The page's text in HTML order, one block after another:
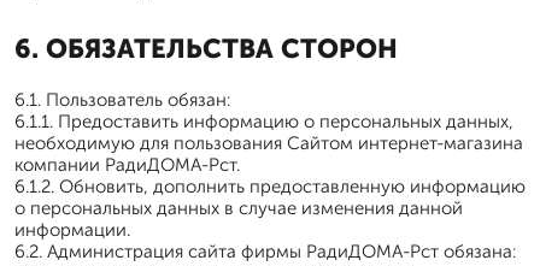
6. ОБЯЗАТЕЛЬСТВА СТОРОН
6.1. Пользователь обязан:
6.1.1. Предоставить информацию о персональных данных,
необходимую для пользования Сайтом интернет-магазина
компании РадиДОМА-Рст.
6.1.2. Обновить, дополнить предоставленную информацию
о персональных данных в случае изменения данной
информации.
6.2. Администрация сайта фирмы РадиДОМА-Рст обязана: